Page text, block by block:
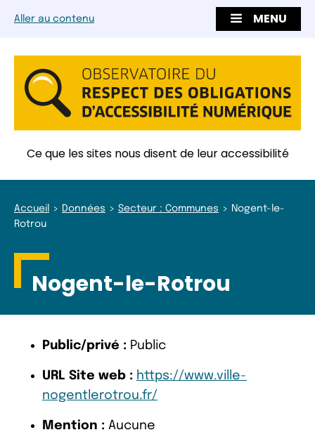
Aller au contenu MENU
Ce que les sites nous disent de leur accessibilité
Accueil Données Secteur : Communes
Nogent-le-
Rotrou
Nogent-le-Rotrou
Public/privé : Public
URL Site web : https://www.ville-
nogentlerotrou.fr/
Mention : Aucune